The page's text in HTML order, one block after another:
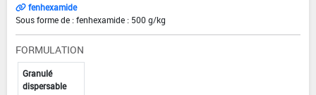
fenhexamide
Sous forme de : fenhexamide : 500 g/kg
FORMULATION
Granulé
dispersable